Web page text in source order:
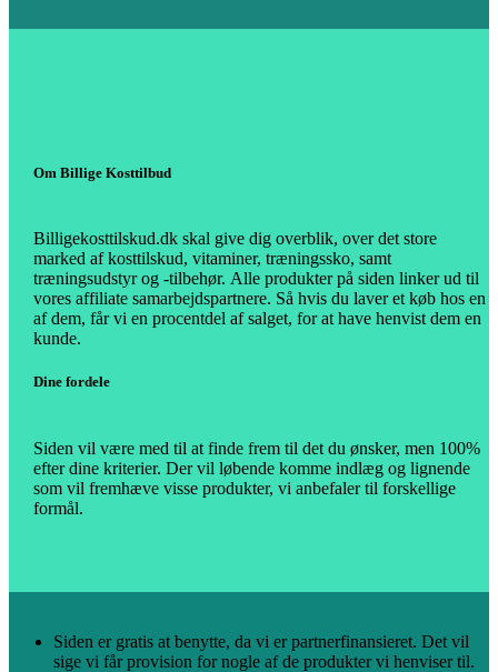
Om Billige Kosttilbud
Billigekosttilskud.dk skal give dig overblik, over det store
marked af kosttilskud, vitaminer, træningssko, samt
træningsudstyr og -tilbehør. Alle produkter på siden linker ud til
vores affiliate samarbejdspartnere. Så hvis du laver et køb hos en
af dem, får vi en procentdel af salget, for at have henvist dem en
kunde.
Dine fordele
Siden vil være med til at finde frem til det du ønsker, men 100%
efter dine kriterier. Der vil løbende komme indlæg og lignende
som vil fremhæve visse produkter, vi anbefaler til forskellige
formål.
Siden er gratis at benytte, da vi er partnerfinansieret. Det vil
sige vi får provision for nogle af de produkter vi henviser til.